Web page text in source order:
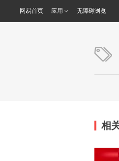
网易首页 应用 无障碍浏览
相